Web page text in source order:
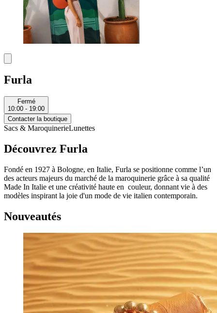
Furla
Fermé
10:00 - 19:00
Contacter la boutique
Sacs & MaroquinerieLunettes
Découvrez Furla
Fondé en 1927 à Bologne, en Italie, Furla se positionne comme l’un
des acteurs majeurs du marché de la maroquinerie grâce à sa qualité
Made In Italie et une créativité haute en couleur, donnant vie à des
modèles inspirant la joie d'un mode de vie italien contemporain.
Nouveautés